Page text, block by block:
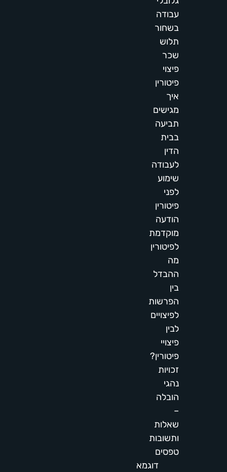
עבודה
בשחור
תלוש
שכר
פיצוי
פיטורין
איך
מגישים
תביעה
בבית
הדין
לעבודה
שימוע
לפני
פיטורין
הודעה
מוקדמת
לפיטורין
מה
ההבדל
בין
הפרשות
לפיצויים
לבין
פיצויי
פיטורין?
זכויות
נהגי
הובלה
–
שאלות
ותשובות
טפסים
דוגמא